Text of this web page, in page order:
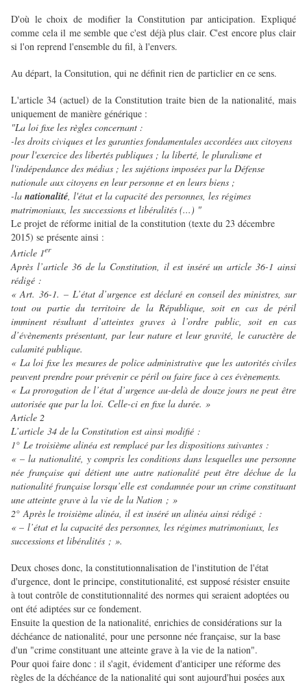
D'où le choix de modifier la Constitution par anticipation. Expliqué
comme cela il me semble que c'est déjà plus clair. C'est encore plus clair
si l'on reprend l'ensemble du fil, à l'envers.
Au départ, la Consitution, qui ne définit rien de particlier en ce sens.
L'article 34 (actuel) de la Constitution traite bien de la nationalité, mais
uniquement de manière générique :
"La loi fixe les règles concernant :
-les droits civiques et les garanties fondamentales accordées aux citoyens
pour l'exercice des libertés publiques ; la liberté, le pluralisme et
l'indépendance des médias ; les sujétions imposées par la Défense
nationale aux citoyens en leur personne et en leurs biens ;
-la nationalité, l'état et la capacité des personnes, les régimes
matrimoniaux, les successions et libéralités (...) "
Le projet de réforme initial de la constitution (texte du 23 décembre
2015) se présente ainsi :
Article 1er
Après l’article 36 de la Constitution, il est inséré un article 36-1 ainsi
rédigé :
« Art. 36-1. – L’état d’urgence est déclaré en conseil des ministres, sur
tout ou partie du territoire de la République, soit en cas de péril
imminent résultant d’atteintes graves à l’ordre public, soit en cas
d’évènements présentant, par leur nature et leur gravité, le caractère de
calamité publique.
« La loi fixe les mesures de police administrative que les autorités civiles
peuvent prendre pour prévenir ce péril ou faire face à ces évènements.
« La prorogation de l’état d’urgence au-delà de douze jours ne peut être
autorisée que par la loi. Celle-ci en fixe la durée. »
Article 2
L’article 34 de la Constitution est ainsi modifié :
1° Le troisième alinéa est remplacé par les dispositions suivantes :
« – la nationalité, y compris les conditions dans lesquelles une personne
née française qui détient une autre nationalité peut être déchue de la
nationalité française lorsqu’elle est condamnée pour un crime constituant
une atteinte grave à la vie de la Nation ; »
2° Après le troisième alinéa, il est inséré un alinéa ainsi rédigé :
« – l’état et la capacité des personnes, les régimes matrimoniaux, les
successions et libéralités ; ».
Deux choses donc, la constitutionnalisation de l'institution de l'état
d'urgence, dont le principe, constitutionalité, est supposé résister ensuite
à tout contrôle de constitutionnalité des normes qui seraient adoptées ou
ont été adiptées sur ce fondement.
Ensuite la question de la nationalité, enrichies de considérations sur la
déchéance de nationalité, pour une personne née française, sur la base
d'un "crime constituant une atteinte grave à la vie de la nation".
Pour quoi faire donc : il s'agit, évidement d'anticiper une réforme des
règles de la déchéance de la nationalité qui sont aujourd'hui posées aux